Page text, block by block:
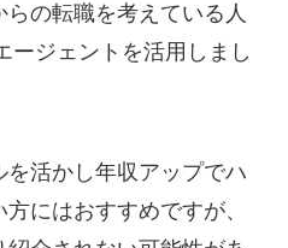
の転職を考えている人
ージェントを活用しまし
活かし年収アップでハ
にはおすすめですが、